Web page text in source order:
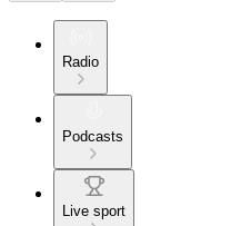
Radio
Podcasts
Live sport